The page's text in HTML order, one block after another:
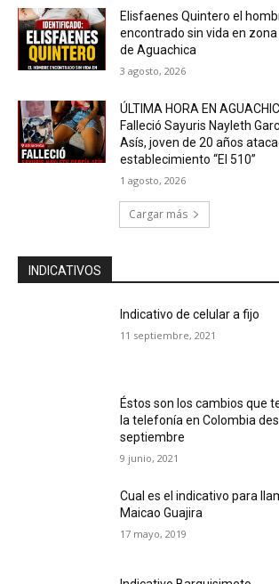
Elisfaenes Quintero el
encontrado sin vida en zona
de Aguachica
3 agosto, 2026
ÚLTIMA HORA EN
Falleció Sayuris Nayleth
Asís, joven de 20 años
establecimiento “El 510”
1 agosto, 2026
Cargar más
INDICATIVOS
Indicativo de celular a fijo
11 septiembre, 2021
Éstos son los cambios que
la telefonía en Colombia
septiembre
9 junio, 2021
Cual es el indicativo para
Maicao Guajira
17 mayo, 2019